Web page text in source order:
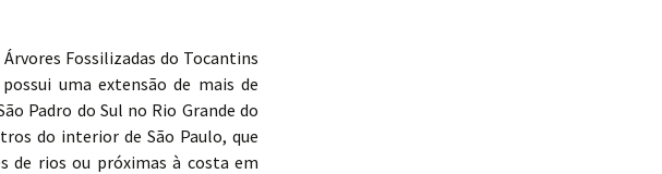
Fossilizadas do Tocantins
uma extensão de mais de
Padro do Sul no Rio Grande do
do interior de São Paulo, que
de rios ou próximas à costa em